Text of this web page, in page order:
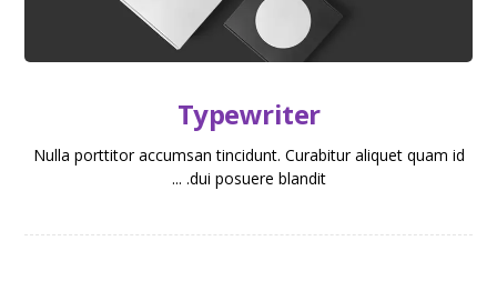
Typewriter
Nulla porttitor accumsan tincidunt. Curabitur aliquet quam id
dui posuere blandit. ...